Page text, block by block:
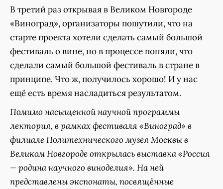
В третий раз открывая в Великом Новгороде
«Виноград», организаторы пошутили, что на
старте проекта хотели сделать самый большой
фестиваль о вине, но в процессе поняли, что
сделали самый большой фестиваль в стране в
принципе. Что ж, получилось хорошо! И у нас
ещё есть время насладиться результатом.
Помимо насыщенной научной программы
лектория, в рамках фестиваля «Виноград» в
филиале Политехнического музея Москвы в
Великом Новгороде открылась выставка «Россия
— родина научного виноделия». На ней
представлены экспонаты, посвящённые